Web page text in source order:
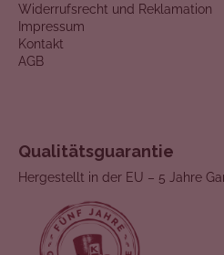
Widerrufsrecht und Reklamation
Impressum
Kontakt
AGB
Qualitätsguarantie
Hergestellt in der EU – 5 Jahre